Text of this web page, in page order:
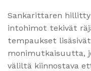
Sankarittaren
intohimot tekivät
tempaukset
monimutkaisuutta,
väliltä kiinnostava